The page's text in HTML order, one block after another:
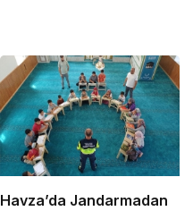
Havza’da Jandarmadan